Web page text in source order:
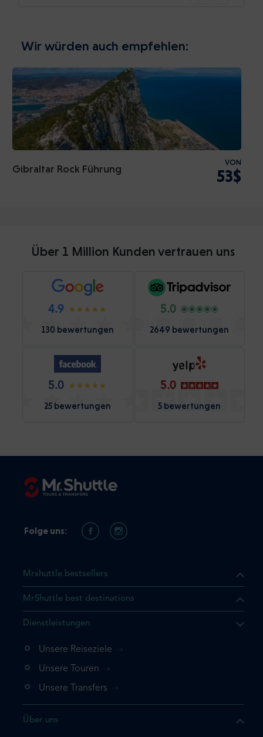
Wir würden auch empfehlen:
Gibraltar Rock Führung
VON
53$
Über 1 Million Kunden vertrauen uns
4.9
130 bewertungen
5.0
2649 bewertungen
5.0
25 bewertungen
5.0
5 bewertungen
dass sich das Produkt, das
Warenkorb befindet.
einmal hinzufügen
ein weiteres Mal
Mrshuttle bestsellers
MrShuttle best destinations
Dienstleistungen
Unsere Reiseziele
Unsere Touren
Unsere Transfers
Über uns
Folge uns: